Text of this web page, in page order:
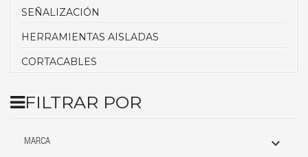
SEÑALIZACIÓN
HERRAMIENTAS AISLADAS
CORTACABLES
FILTRAR POR
MARCA 